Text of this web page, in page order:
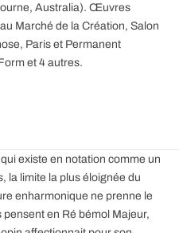
Australia). Œuvres
Marché de la Création, Salon
Paris et Permanent
et 4 autres.
existe en notation comme un
la limite la plus éloignée du
enharmonique ne prenne le
en Ré bémol Majeur,